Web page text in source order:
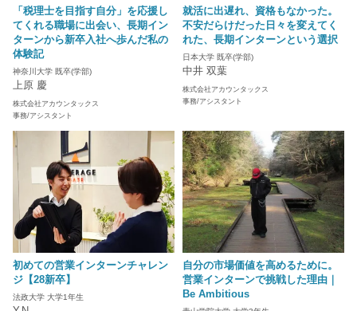
「税理士を目指す自分」を応援し
てくれる職場に出会い、長期イン
ターンから新卒入社へ歩んだ私の
体験記
神奈川大学 既卒(学部)
上原 慶
株式会社アカウンタックス
事務/アシスタント
就活に出遅れ、資格もなかった。
不安だらけだった日々を変えてく
れた、長期インターンという選択
日本大学 既卒(学部)
中井 双葉
株式会社アカウンタックス
事務/アシスタント
初めての営業インターンチャレン
ジ【28新卒】
法政大学 大学1年生
自分の市場価値を高めるために。
営業インターンで挑戦した理由｜
Be Ambitious